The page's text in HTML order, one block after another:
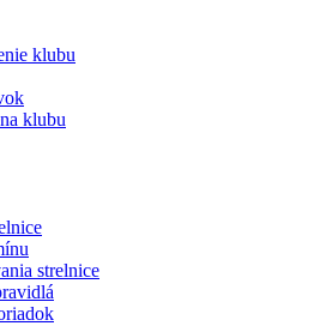
klubu
klubu
strelnice